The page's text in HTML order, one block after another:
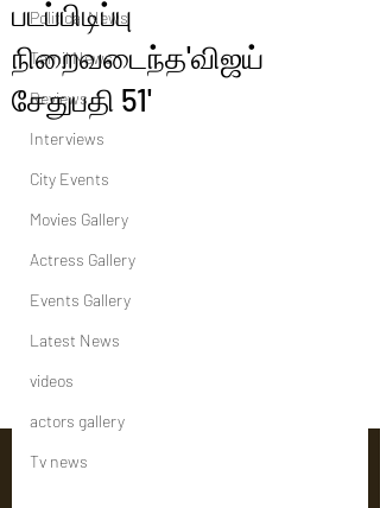
Political News
Tamil News
Reviews
Interviews
City Events
Movies Gallery
Actress Gallery
Events Gallery
Latest News
videos
actors gallery
Tv news
படப்பிடிப்பு
நிறைவடைந்த'விஜய்
சேதுபதி 51'